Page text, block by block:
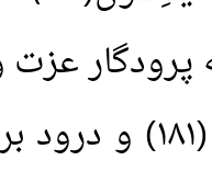
( پرودگار شما
از آنچه که مشرکان توصیفش می کنند